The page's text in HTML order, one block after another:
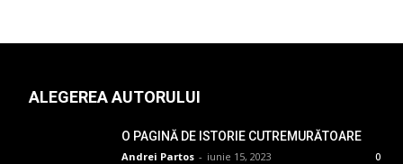
ALEGEREA AUTORULUI
O PAGINĂ DE ISTORIE CUTREMURĂTOARE
Andrei Partos - iunie 15, 2023 0